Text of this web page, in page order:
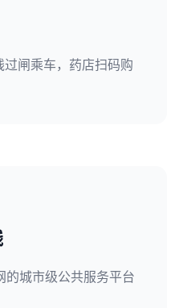
闸乘车，药店扫码购
的城市级公共服务平台